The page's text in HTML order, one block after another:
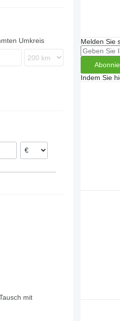
Umkreis
mit
Melden Sie
Indem Sie